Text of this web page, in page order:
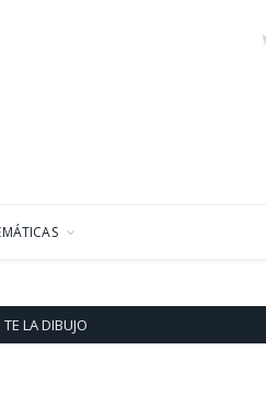
TE LA DIBUJO